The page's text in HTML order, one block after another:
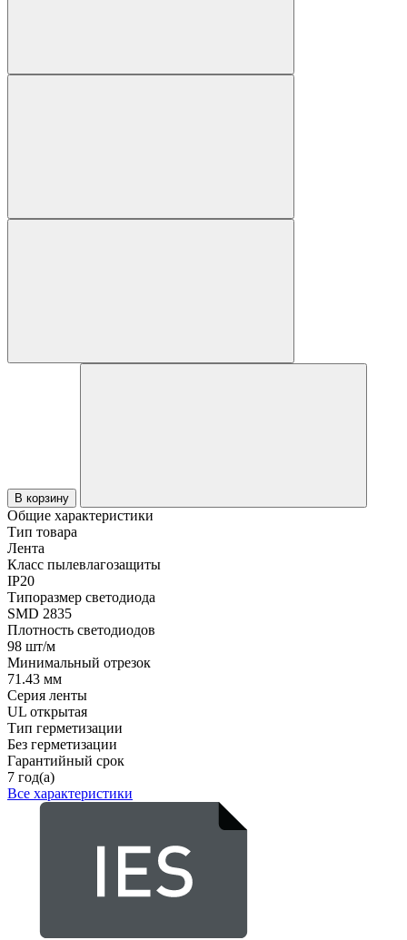
В корзину
Общие характеристики
Тип товара
Лента
Класс пылевлагозащиты
IP20
Типоразмер светодиода
SMD 2835
Плотность светодиодов
98 шт/м
Минимальный отрезок
71.43 мм
Серия ленты
UL открытая
Тип герметизации
Без герметизации
Гарантийный срок
7 год(а)
Все характеристики